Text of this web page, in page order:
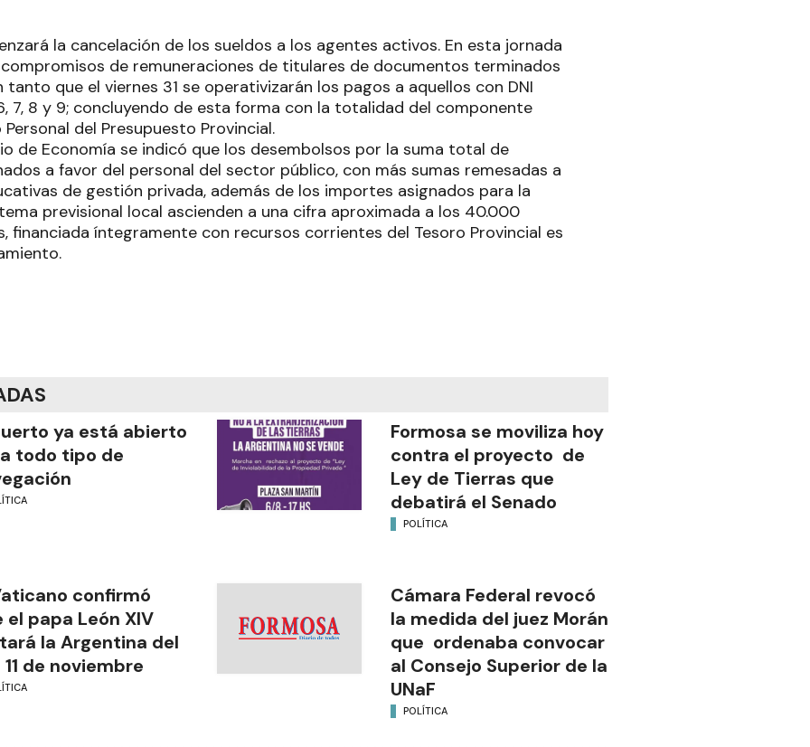
la cancelación de los sueldos a los agentes activos. En esta jornada
de remuneraciones de titulares de documentos terminados
tanto que el viernes 31 se operativizarán los pagos a aquellos con DNI
7, 8 y 9; concluyendo de esta forma con la totalidad del componente
del Presupuesto Provincial.
de Economía se indicó que los desembolsos por la suma total de
a favor del personal del sector público, con más sumas remesadas a
de gestión privada, además de los importes asignados para la
previsional local ascienden a una cifra aproximada a los 40.000
financiada íntegramente con recursos corrientes del Tesoro Provincial es
ya está abierto
todo tipo de
Formosa se moviliza hoy
contra el proyecto de
Ley de Tierras que
debatirá el Senado
POLÍTICA
confirmó
el papa León XIV
la Argentina del
11 de noviembre
Cámara Federal revocó
la medida del juez Morán
que ordenaba convocar
al Consejo Superior de la
UNaF
POLÍTICA